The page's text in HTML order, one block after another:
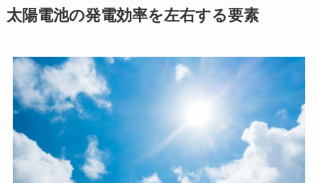
太陽電池の発電効率を左右する要素